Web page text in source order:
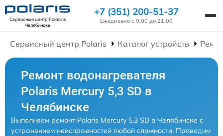
Сервисный центр Polarisв
Челябинске
+7 (351) 200-51-37
Ежедневно с 9:00 до 21:00
Сервисный центр Polaris Каталог устройств
Ремонт водонагревателя
Polaris Mercury 5,3 SD в
Челябинске
Выполняем ремонт Polaris Mercury 5,3 SD в Челябинске с
устранением неисправностей любой сложности. Проводим